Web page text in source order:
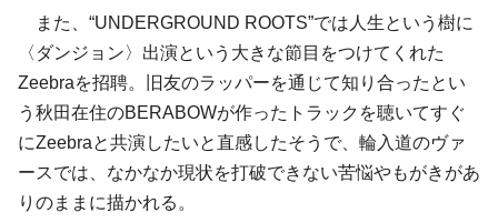
また、“UNDERGROUND ROOTS”では人生という樹に
〈ダンジョン〉出演という大きな節目をつけてくれた
Zeebraを招聘。旧友のラッパーを通じて知り合ったとい
う秋田在住のBERABOWが作ったトラックを聴いてすぐ
にZeebraと共演したいと直感したそうで、輪入道のヴァ
ースでは、なかなか現状を打破できない苦悩やもがきがあ
りのままに描かれる。